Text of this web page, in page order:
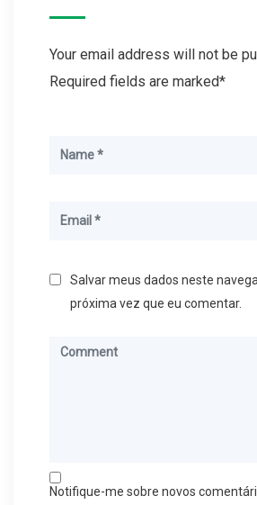
Your email address will not be
Required fields are marked*
Salvar meus dados neste
próxima vez que eu comentar.
Notifique-me sobre novos